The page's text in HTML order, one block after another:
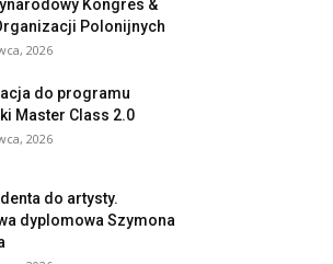
Kongres &
Polonijnych
2026
do programu
Master Class 2.0
2026
do artysty.
dyplomowa Szymona